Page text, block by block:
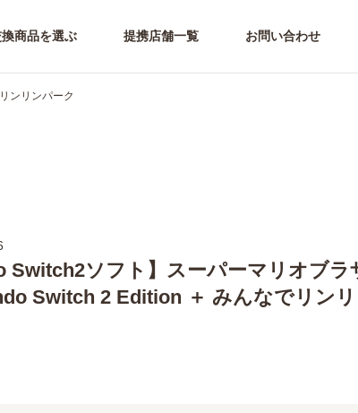
商品を選ぶ 提携店舗一覧 お問い合わせ
ンリンパーク
Switch2ソフト】スーパーマリオブラ
Switch 2 Edition ＋ みんなでリン